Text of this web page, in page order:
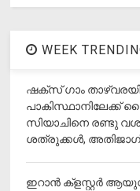
WEEK
ഷക്സ് ​ഗാം
പാകിസ്ഥാനിലേക്ക്
സിയാചിനെ രണ്ടു
ശത്രുക്കൾ,
ഇറാന്‍ ക്‌ളസ്റ്റര്‍